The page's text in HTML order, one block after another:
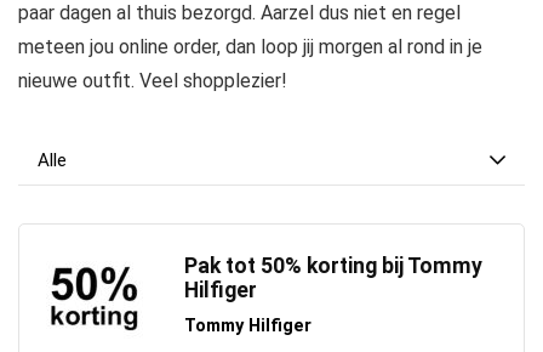
paar dagen al thuis bezorgd. Aarzel dus niet en regel
meteen jou online order, dan loop jij morgen al rond in je
nieuwe outfit. Veel shopplezier!
Alle
Pak tot 50% korting bij Tommy
Hilfiger
Tommy Hilfiger